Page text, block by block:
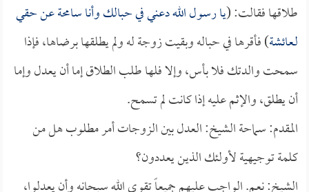
طلاقها فقالت: (يا رسول الله دعني في حبالك وأنا سامحة عن حقي
لـعائشة) فأقرها في حباله وبقيت زوجة له ولم يطلقها برضاها، فإذا
سمحت والدتك فلا بأس، وإلا فلها طلب الطلاق إما أن يعدل وإما
أن يطلق، والإثم عليه إذا كانت لم تسمح.
المقدم: سماحة الشيخ: العدل بين الزوجات أمر مطلوب هل من
كلمة توجيهية لأولئك الذين يعددون؟